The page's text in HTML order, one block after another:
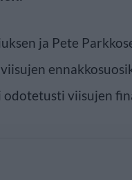
ja Pete
odotetusti viisujen